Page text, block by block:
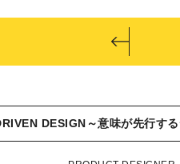
DESIGN～意味が先行す